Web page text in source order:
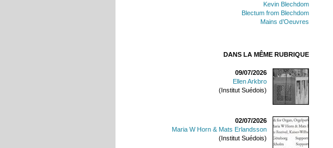
Kevin Blechdom
Blectum from Blechdom
Mains d’Oeuvres
DANS LA MÊME RUBRIQUE
09/07/2026
Ellen Arkbro
(Institut Suédois)
02/07/2026
Maria W Horn & Mats Erlandsson
(Institut Suédois)